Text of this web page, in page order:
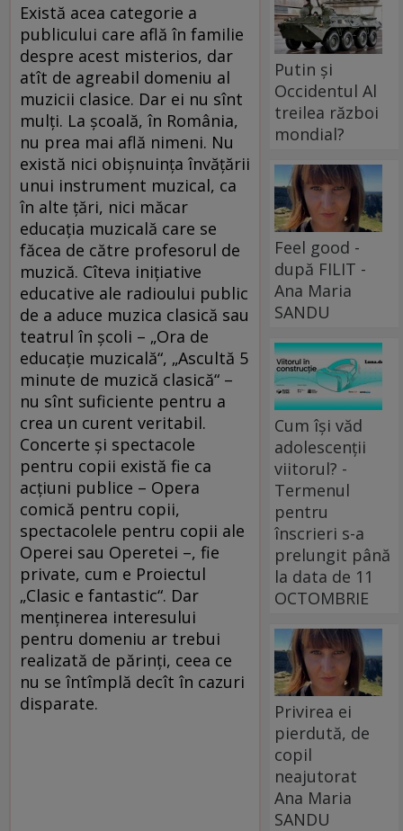
Există acea categorie a
publicului care află în familie
despre acest misterios, dar
atît de agreabil domeniu al
muzicii clasice. Dar ei nu sînt
mulţi. La şcoală, în România,
nu prea mai află nimeni. Nu
există nici obişnuinţa învăţării
unui instrument muzical, ca
în alte ţări, nici măcar
educaţia muzicală care se
făcea de către profesorul de
muzică. Cîteva iniţiative
educative ale radioului public
de a aduce muzica clasică sau
teatrul în şcoli – „Ora de
educaţie muzicală“, „Ascultă 5
minute de muzică clasică“ –
nu sînt suficiente pentru a
crea un curent veritabil.
Concerte şi spectacole
pentru copii există fie ca
acţiuni publice – Opera
comică pentru copii,
spectacolele pentru copii ale
Operei sau Operetei –, fie
private, cum e Proiectul
„Clasic e fantastic“. Dar
menţinerea interesului
pentru domeniu ar trebui
realizată de părinţi, ceea ce
nu se întîmplă decît în cazuri
disparate.
Putin și
Occidentul Al
treilea război
mondial?
Feel good -
după FILIT -
Ana Maria
SANDU
Cum își văd
adolescenții
viitorul? -
Termenul
pentru
înscrieri s-a
prelungit până
la data de 11
OCTOMBRIE
Privirea ei
pierdută, de
copil
neajutorat
Ana Maria
SANDU